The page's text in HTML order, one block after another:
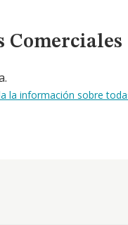
Comerciales
la información sobre